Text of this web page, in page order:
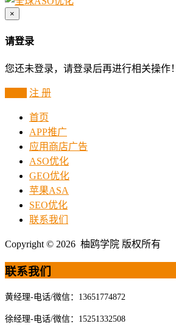
×
请登录
您还未登录，请登录后再进行相关操作！
注 册
首页
APP推广
应用商店广告
ASO优化
GEO优化
苹果ASA
SEO优化
联系我们
Copyright © 2026 柚鸥学院 版权所有
联系我们
黄经理-电话/微信：13651774872
徐经理-电话/微信：15251332508